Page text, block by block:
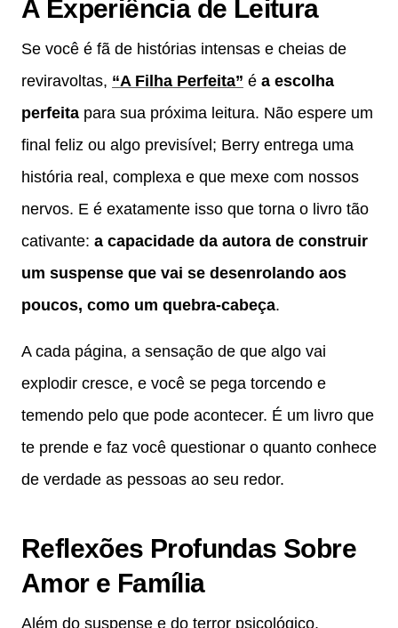
A Experiência de Leitura
Se você é fã de histórias intensas e cheias de
reviravoltas, “A Filha Perfeita” é a escolha
perfeita para sua próxima leitura. Não espere um
final feliz ou algo previsível; Berry entrega uma
história real, complexa e que mexe com nossos
nervos. E é exatamente isso que torna o livro tão
cativante: a capacidade da autora de construir
um suspense que vai se desenrolando aos
poucos, como um quebra-cabeça.
A cada página, a sensação de que algo vai
explodir cresce, e você se pega torcendo e
temendo pelo que pode acontecer. É um livro que
te prende e faz você questionar o quanto conhece
de verdade as pessoas ao seu redor.
Reflexões Profundas Sobre
Amor e Família
Além do suspense e do terror psicológico,